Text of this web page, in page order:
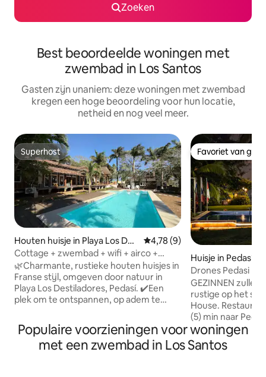
Zoeken
Best beoordeelde woningen met
zwembad in Los Santos
Gasten zijn unaniem: deze woningen met zwembad
kregen een hoge beoordeling voor hun locatie,
netheid en nog veel meer.
Superhost
Superhost
Houten huisje in Playa Los Des
tiladeros
Gemiddelde beoordeling van
4,78 (9)
Cottage + zwembad + wifi + airco +
strand @Playalosdestiladeros
🌿Charmante, rustieke houten huisjes in
Franse stijl, omgeven door natuur in
Playa Los Destiladores, Pedasí. ✔️Een
plek om te ontspannen, op adem te
natuurlijke omgeving, op slechts een
steenworp afstand van het strand. Het is
geen luxe; het is gemoedsrust en een
Favoriet van
Favoriet van
Huisje in Pedasí
Drones Pedasi
Fest Fishing
GEZINNEN
rustige op het
House. Restaurant in de buurt of rijden
(5) min naar
Kinderen kunnen
gehouden, een
van het kingsize
Populaire voorzieningen voor woningen
met een zwembad in Los Santos